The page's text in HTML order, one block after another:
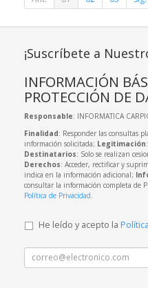
¡Suscríbete a
INFORMACIÓN
PROTECCIÓN DE
Responsable: INFORMATICA
Finalidad: Responder las consultas
información solicitada; Legitimación
Destinatarios: Solo se realizan
Derechos: Acceder, rectificar y
indica en la información adicional;
consultar la información completa de
Política de Privacidad.
He leído y acepto la